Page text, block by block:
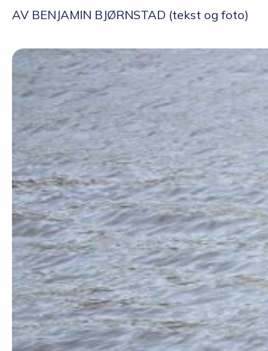
AV BENJAMIN BJØRNSTAD (tekst og foto)